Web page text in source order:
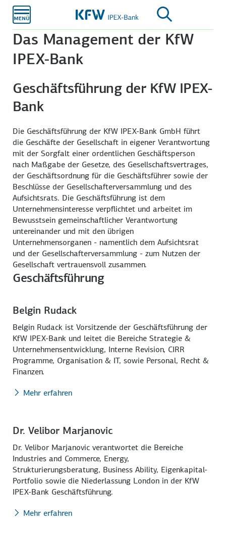
Hauptinhalt
Das Management der KfW
IPEX-Bank
Geschäftsführung der KfW IPEX-
Bank
Die Geschäftsführung der KfW IPEX-Bank GmbH führt
die Geschäfte der Gesellschaft in eigener Verantwortung
mit der Sorgfalt einer ordentlichen Geschäftsperson
nach Maßgabe der Gesetze, des Gesellschaftsvertrages,
der Geschäftsordnung für die Geschäftsführer sowie der
Beschlüsse der Gesellschafterversammlung und des
Aufsichtsrats. Die Geschäftsführung ist dem
Unternehmensinteresse verpflichtet und arbeitet im
Bewusstsein gemeinschaftlicher Verantwortung
untereinander und mit den übrigen
Unternehmensorganen - namentlich dem Aufsichtsrat
und der Gesellschafterversammlung - zum Nutzen der
Gesellschaft vertrauensvoll zusammen.
Geschäftsführung
Belgin Rudack
Belgin Rudack ist Vorsitzende der Geschäftsführung der
KfW IPEX-Bank und leitet die Bereiche Strategie &
Unternehmensentwicklung, Interne Revision, CIRR
Programme, Organisation & IT, sowie Personal, Recht &
Finanzen.
Mehr erfahren
Dr. Velibor Marjanovic
Dr. Velibor Marjanovic verantwortet die Bereiche
Industries and Commerce, Energy,
Strukturierungsberatung, Business Ability, Eigenkapital-
Portfolio sowie die Niederlassung London in der KfW
IPEX-Bank Geschäftsführung.
Mehr erfahren